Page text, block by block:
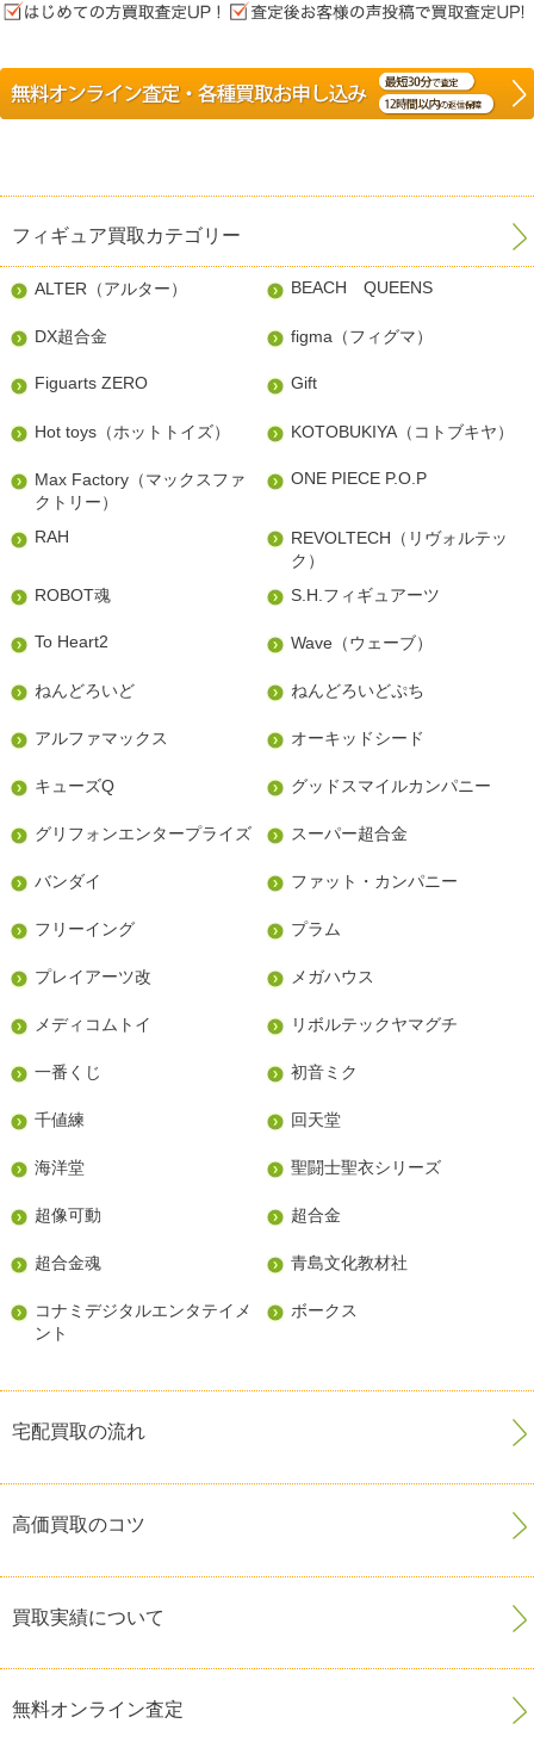
フィギュア買取カテゴリー
ALTER（アルター） BEACH QUEENS
DX超合金 figma（フィグマ）
Figuarts ZERO Gift
Hot toys（ホットトイズ） KOTOBUKIYA（コトブキヤ）
Max Factory（マックスファ
クトリー）
ONE PIECE P.O.P
RAH
REVOLTECH（リヴォルテッ
ク）
ROBOT魂
S.H.フィギュアーツ
To Heart2 Wave（ウェーブ）
ねんどろいど ねんどろいどぷち
アルファマックス オーキッドシード
キューズQ グッドスマイルカンパニー
グリフォンエンタープライズ スーパー超合金
バンダイ ファット・カンパニー
フリーイング プラム
プレイアーツ改 メガハウス
メディコムトイ リボルテックヤマグチ
一番くじ 初音ミク
千値練 回天堂
海洋堂 聖闘士聖衣シリーズ
超像可動 超合金
超合金魂 青島文化教材社
コナミデジタルエンタテイメ
ント
ボークス
宅配買取の流れ
高価買取のコツ
買取実績について
無料オンライン査定